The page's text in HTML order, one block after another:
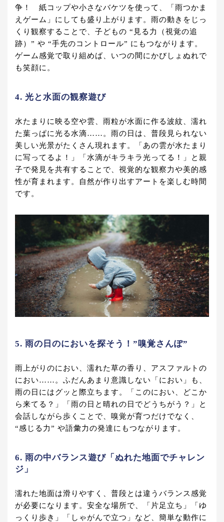
争！ 紙コップや小さなバケツを使って、「雨つかま
えゲーム」にしても盛り上がります。雨の動きをじっ
くり観察することで、子どもの “見る力（視覚の追
跡）” や “手先のコントロール” にもつながります。
ゲーム感覚で取り組めば、いつの間にかびしょぬれで
も笑顔に。
4. 光と水面の観察遊び
水たまりに映る空や雲、雨粒が水面に作る波紋、濡れ
た葉っぱに光る水滴……。雨の日は、普段見られない
美しい光景がたくさん現れます。「あの雲が水たまり
に写ってるよ！」「水滴がキラキラ光ってる！」と親
子で発見を共有することで、視覚的な観察力や美的感
性が育まれます。自然が作り出すアートを楽しむ時間
です。
5. 雨の日のにおいを探そう！”嗅覚さんぽ”
雨上がりのにおい、濡れた草の香り、アスファルトの
におい……。ふだんあまり意識しない「におい」も、
雨の日にはグッと際立ちます。「このにおい、どこか
ら来てる？」「雨の日と晴れの日でどうちがう？」と
会話しながら歩くことで、嗅覚が育つだけでなく、
“感じる力” や語彙力の発達にもつながります。
6. 雨の中バランス遊び「ぬれた地面でチャレン
ジ」
濡れた地面は滑りやすく、普段とは違うバランス感覚
が必要になります。安全な場所で、「片足立ち」「ゆ
っくり歩き」「しゃがんで立つ」など、簡単な動作に